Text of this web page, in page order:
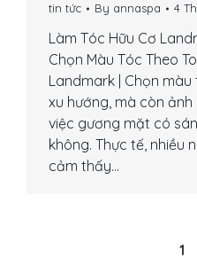
tin tức By annaspa 4
Làm Tóc Hữu Cơ
Chọn Màu Tóc Theo
Landmark | Chọn
xu hướng, mà còn
việc gương mặt có
không. Thực tế, nhiều
cảm thấy…
1